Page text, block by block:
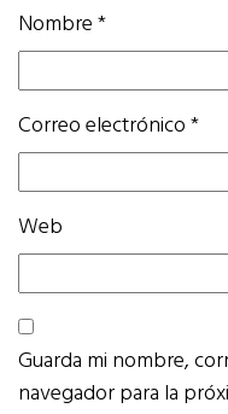
Nombre*
Correo electrónico*
Web
Guarda mi nombre,
navegador para la